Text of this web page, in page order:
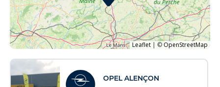
OPEL ALENÇON
Leaflet | ©OpenStreetMap